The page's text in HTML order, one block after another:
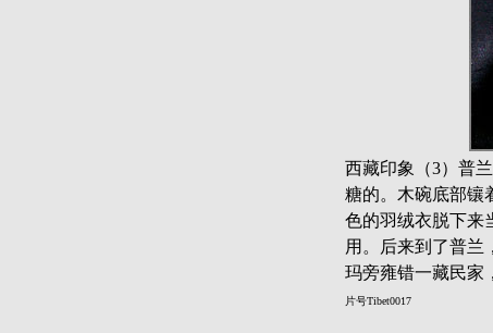
西藏印象（3）普
糖的。木碗底部镶
色的羽绒衣脱下来
用。后来到了普兰
玛旁雍错一藏民家
片号Tibet0017